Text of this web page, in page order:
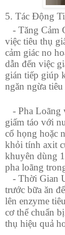
5. Tác Động
- Tăng Cảm
việc tiêu thụ
cảm giác no
dẫn đến việc
gián tiếp giúp
ngăn ngừa
- Pha Loãng
giấm táo với
cổ họng hoặc
khỏi tính axit
khuyên dùng
pha loãng
- Thời Gian
trước bữa ăn
lên enzyme
cơ thể chuẩn
thụ hiệu quả